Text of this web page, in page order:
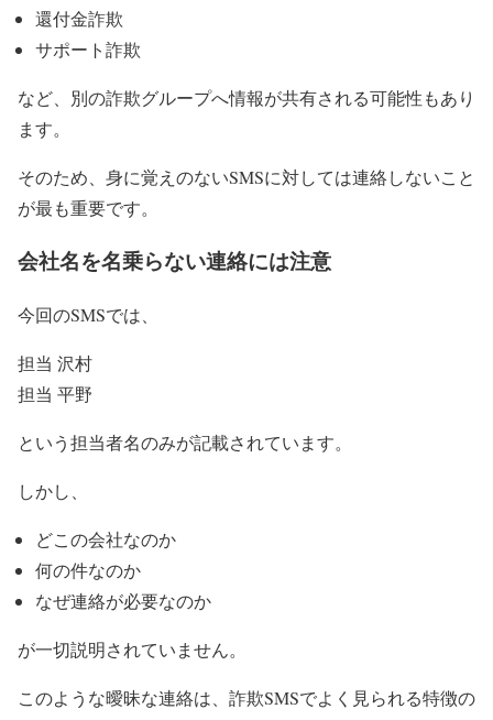
還付金詐欺
サポート詐欺
など、別の詐欺グループへ情報が共有される可能性もあり
ます。
そのため、身に覚えのないSMSに対しては連絡しないこと
が最も重要です。
会社名を名乗らない連絡には注意
今回のSMSでは、
担当 沢村
担当 平野
という担当者名のみが記載されています。
しかし、
どこの会社なのか
何の件なのか
なぜ連絡が必要なのか
が一切説明されていません。
このような曖昧な連絡は、詐欺SMSでよく見られる特徴の